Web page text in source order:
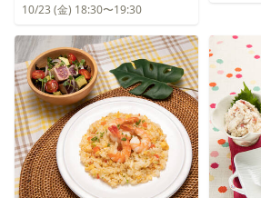
10/23 (金) 18:30〜19:30